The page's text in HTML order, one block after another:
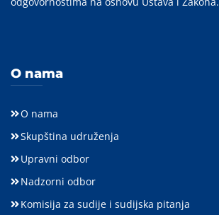
O nama
O nama
Skupština udruženja
Upravni odbor
Nadzorni odbor
Komisija za sudije i sudijska pitanja